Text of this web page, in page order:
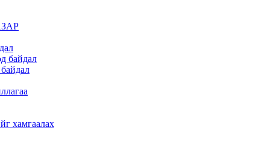
байдал
хамгаалах